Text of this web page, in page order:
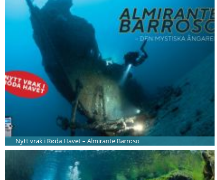
Nytt vrak i Røda Havet – Almirante Barroso